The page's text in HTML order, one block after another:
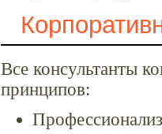
Все консультанты
принципов: